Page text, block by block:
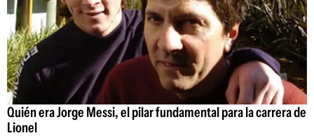
Quién era Jorge Messi, el pilar fundamental para la carrera de
Lionel